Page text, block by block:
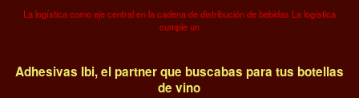
La logística como eje central en la cadena de distribución de bebidas La logística
cumple un
Adhesivas Ibi, el partner que buscabas para tus botellas
de vino